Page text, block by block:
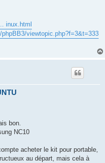
inux.html
phpBB3/viewtopic.php?f=3&t=333
bon.
NC10
acheter le kit pour portable,
au départ, mais cela à